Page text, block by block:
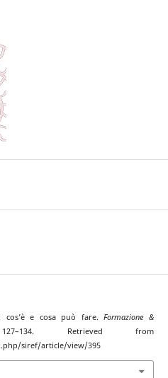
cos’è e cosa può fare.Formazione &
Retrieved from
siref/article/view/395